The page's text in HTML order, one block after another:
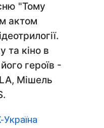
"Тому
актом
та кіно в
героїв -
Мішель